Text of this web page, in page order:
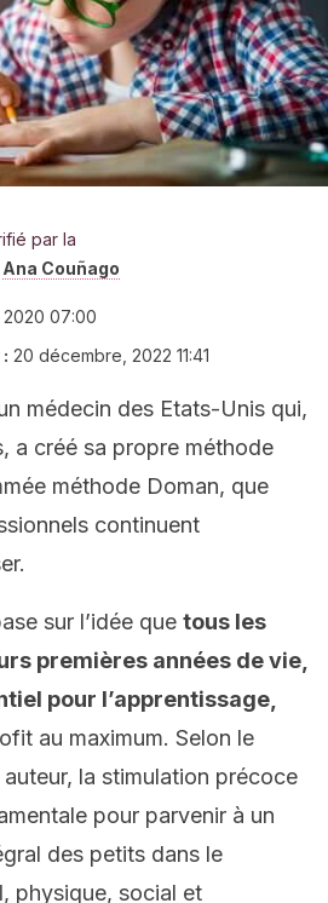
par la
Ana Couñago
07:00
20 décembre, 2022 11:41
médecin des Etats-Unis qui,
a créé sa propre méthode
méthode Doman, que
continuent
sur l’idée que tous les
premières années de vie,
pour l’apprentissage,
au maximum. Selon le
la stimulation précoce
pour parvenir à un
des petits dans le
physique, social et